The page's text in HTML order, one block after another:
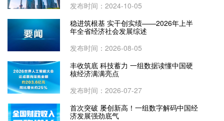
发布时间：2024-10-05
稳进筑根基 实干创实绩——2026年上半
年全省经济社会发展综述
发布时间：2026-08-05
丰收筑底 科技蓄力 一组数据读懂中国硬
核经济满满亮点
发布时间：2026-07-27
首次突破 屡创新高！一组数字解码中国经
济发展强劲底气